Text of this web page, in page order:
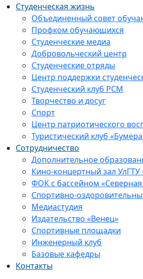
Студенческая жизнь
Объединенный совет
Профком обучающихся
Студенческие медиа
Добровольческий центр
Студенческие отряды
Центр поддержки
Студенческий клуб РСМ
Творчество и досуг
Спорт
Центр патриотического
Туристический клуб
Сотрудничество
Дополнительное
Кино-концертный зал УлГТУ
ФОК с бассейном
Спортивно-
Медиастудия
Издательство «Венец»
Спортивные площадки
Инженерный клуб
Базовые кафедры
Контакты